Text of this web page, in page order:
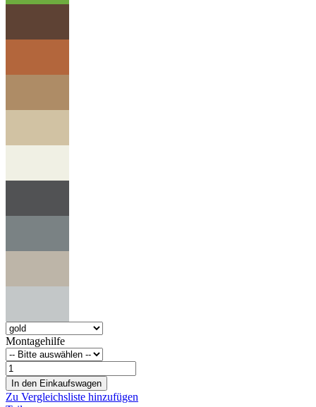
Montagehilfe
In den Einkaufswagen
Zu Vergleichsliste hinzufügen